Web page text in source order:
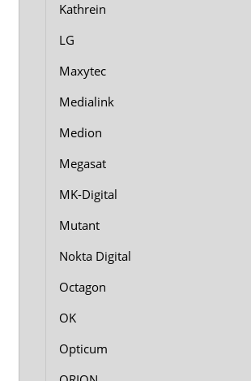
Kathrein
LG
Maxytec
Medialink
Medion
Megasat
MK-Digital
Mutant
Nokta Digital
Octagon
OK
Opticum